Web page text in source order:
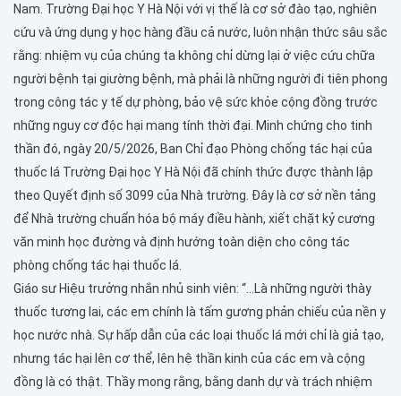
Nam. Trường Đại học Y Hà Nội với vị thế là cơ sở đào tạo, nghiên
cứu và ứng dụng y học hàng đầu cả nước, luôn nhận thức sâu sắc
rằng: nhiệm vụ của chúng ta không chỉ dừng lại ở việc cứu chữa
người bệnh tại giường bệnh, mà phải là những người đi tiên phong
trong công tác y tế dự phòng, bảo vệ sức khỏe cộng đồng trước
những nguy cơ độc hại mang tính thời đại. Minh chứng cho tinh
thần đó, ngày 20/5/2026, Ban Chỉ đạo Phòng chống tác hại của
thuốc lá Trường Đại học Y Hà Nội đã chính thức được thành lập
theo Quyết định số 3099 của Nhà trường. Đây là cơ sở nền tảng
để Nhà trường chuẩn hóa bộ máy điều hành, xiết chặt kỷ cương
văn minh học đường và định hướng toàn diện cho công tác
phòng chống tác hại thuốc lá.
Giáo sư Hiệu trưởng nhắn nhủ sinh viên: “…Là những người thày
thuốc tương lai, các em chính là tấm gương phản chiếu của nền y
học nước nhà. Sự hấp dẫn của các loại thuốc lá mới chỉ là giả tạo,
nhưng tác hại lên cơ thể, lên hệ thần kinh của các em và cộng
đồng là có thật. Thầy mong rằng, bằng danh dự và trách nhiệm